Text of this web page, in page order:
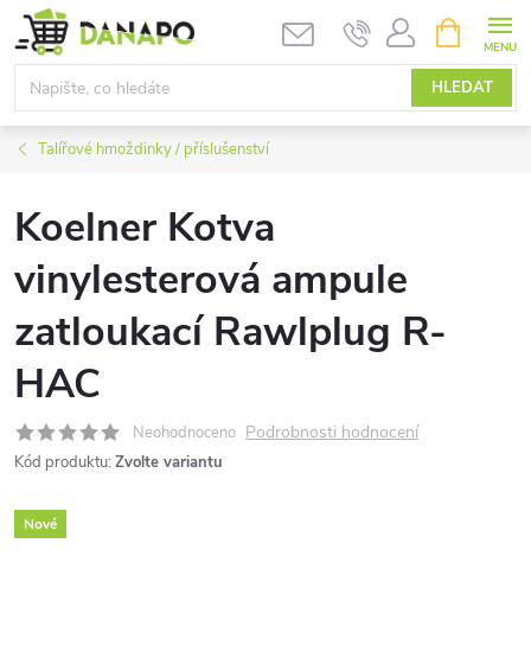
Přejít
na
obsah
HLEDAT
NÁKUPNÍ
KOŠÍK
Talířové hmoždinky / příslušenství
Koelner Kotva
vinylesterová ampule
zatloukací Rawlplug R-
HAC
Neohodnoceno Podrobnosti hodnocení
Kód produktu: Zvolte variantu
Nové